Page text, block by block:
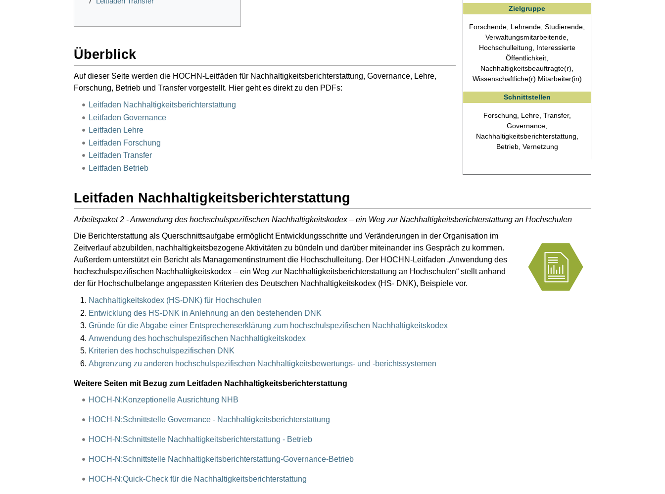
Zielgruppe
Forschende, Lehrende, Studierende,
Verwaltungsmitarbeitende,
Hochschulleitung, Interessierte
Öffentlichkeit,
Nachhaltigkeitsbeauftragte(r),
Wissenschaftliche(r) Mitarbeiter(in)
Schnittstellen
Forschung, Lehre, Transfer,
Governance,
Nachhaltigkeitsberichterstattung,
Betrieb, Vernetzung
Überblick
Auf dieser Seite werden die HOCHN-Leitfäden für Nachhaltigkeitsberichterstattung, Governance, Lehre,
Forschung, Betrieb und Transfer vorgestellt. Hier geht es direkt zu den PDFs:
Leitfaden Nachhaltigkeitsberichterstattung
Leitfaden Governance
Leitfaden Lehre
Leitfaden Forschung
Leitfaden Transfer
Leitfaden Betrieb
Leitfaden Nachhaltigkeitsberichterstattung
Arbeitspaket 2 - Anwendung des hochschulspezifischen Nachhaltigkeitskodex – ein Weg zur Nachhaltigkeitsberichterstattung an Hochschulen
Die Berichterstattung als Querschnittsaufgabe ermöglicht Entwicklungsschritte und Veränderungen in der Organisation im
Zeitverlauf abzubilden, nachhaltigkeitsbezogene Aktivitäten zu bündeln und darüber miteinander ins Gespräch zu kommen.
Außerdem unterstützt ein Bericht als Managementinstrument die Hochschulleitung. Der HOCHN-Leitfaden „Anwendung des
hochschulspezifischen Nachhaltigkeitskodex – ein Weg zur Nachhaltigkeitsberichterstattung an Hochschulen“ stellt anhand
der für Hochschulbelange angepassten Kriterien des Deutschen Nachhaltigkeitskodex (HS- DNK), Beispiele vor.
Nachhaltigkeitskodex (HS-DNK) für Hochschulen
Entwicklung des HS-DNK in Anlehnung an den bestehenden DNK
Gründe für die Abgabe einer Entsprechenserklärung zum hochschulspezifischen Nachhaltigkeitskodex
Anwendung des hochschulspezifischen Nachhaltigkeitskodex
Kriterien des hochschulspezifischen DNK
Abgrenzung zu anderen hochschulspezifischen Nachhaltigkeitsbewertungs- und -berichtssystemen
Weitere Seiten mit Bezug zum Leitfaden Nachhaltigkeitsberichterstattung
HOCH-N:Konzeptionelle Ausrichtung NHB
HOCH-N:Schnittstelle Governance - Nachhaltigkeitsberichterstattung
HOCH-N:Schnittstelle Nachhaltigkeitsberichterstattung - Betrieb
HOCH-N:Schnittstelle Nachhaltigkeitsberichterstattung-Governance-Betrieb
HOCH-N:Quick-Check für die Nachhaltigkeitsberichterstattung